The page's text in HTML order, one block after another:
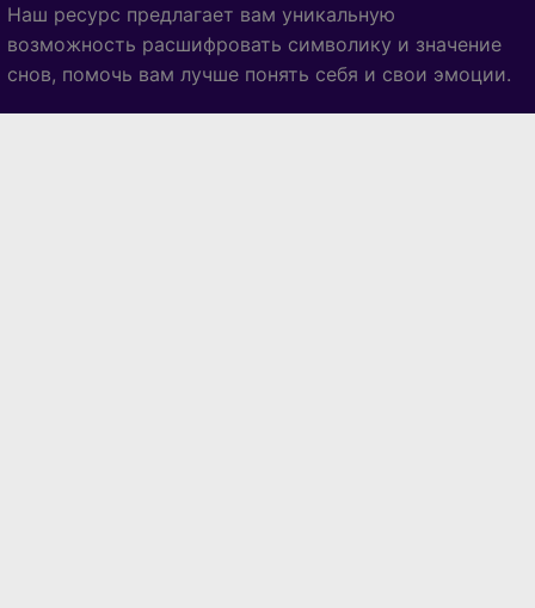
Наш ресурс предлагает вам уникальную
возможность расшифровать символику и значение
снов, помочь вам лучше понять себя и свои эмоции.